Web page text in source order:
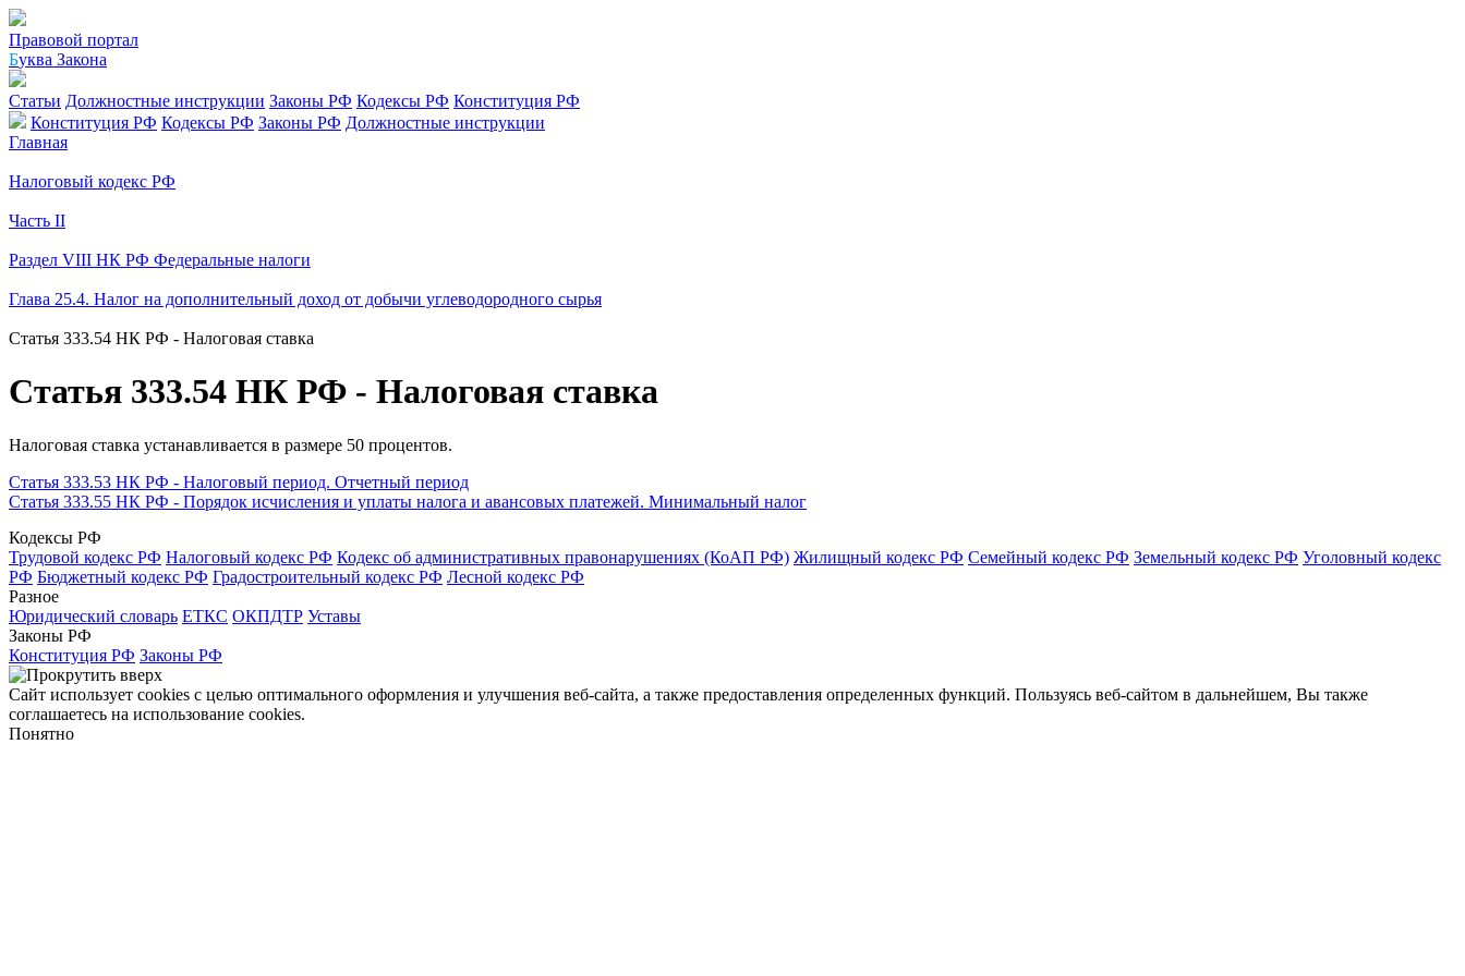
Правовой портал
Буква Закона
Статьи Должностные инструкции Законы РФ Кодексы РФ Конституция РФ
Конституция РФ Кодексы РФ Законы РФ Должностные инструкции
Главная
Налоговый кодекс РФ
Часть II
Раздел VIII НК РФ Федеральные налоги
Глава 25.4. Налог на дополнительный доход от добычи углеводородного сырья
Статья 333.54 НК РФ - Налоговая ставка
Статья 333.54 НК РФ - Налоговая ставка
Налоговая ставка устанавливается в размере 50 процентов.
Статья 333.53 НК РФ - Налоговый период. Отчетный период
Статья 333.55 НК РФ - Порядок исчисления и уплаты налога и авансовых платежей. Минимальный налог
Кодексы РФ
Трудовой кодекс РФ Налоговый кодекс РФ Кодекс об административных правонарушениях (КоАП РФ) Жилищный кодекс РФ Семейный кодекс РФ Земельный кодекс РФ Уголовный кодекс
РФ Бюджетный кодекс РФ Градостроительный кодекс РФ Лесной кодекс РФ
Разное
Юридический словарь ЕТКС ОКПДТР Уставы
Законы РФ
Конституция РФ Законы РФ
Сайт использует cookies с целью оптимального оформления и улучшения веб-сайта, а также предоставления определенных функций. Пользуясь веб-сайтом в дальнейшем, Вы также
соглашаетесь на использование cookies.
Понятно